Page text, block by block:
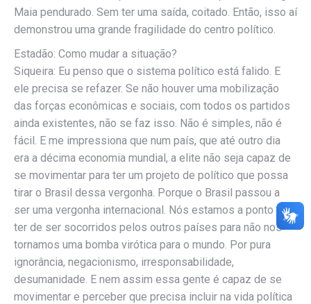
Maia pendurado. Sem ter uma saída, coitado. Então, isso aí
demonstrou uma grande fragilidade do centro político.
Estadão: Como mudar a situação?
Siqueira: Eu penso que o sistema político está falido. E
ele precisa se refazer. Se não houver uma mobilização
das forças econômicas e sociais, com todos os partidos
ainda existentes, não se faz isso. Não é simples, não é
fácil. E me impressiona que num país, que até outro dia
era a décima economia mundial, a elite não seja capaz de
se movimentar para ter um projeto de político que possa
tirar o Brasil dessa vergonha. Porque o Brasil passou a
ser uma vergonha internacional. Nós estamos a ponto de
ter de ser socorridos pelos outros países para não nos
tornamos uma bomba virótica para o mundo. Por pura
ignorância, negacionismo, irresponsabilidade,
desumanidade. E nem assim essa gente é capaz de se
movimentar e perceber que precisa incluir na vida política